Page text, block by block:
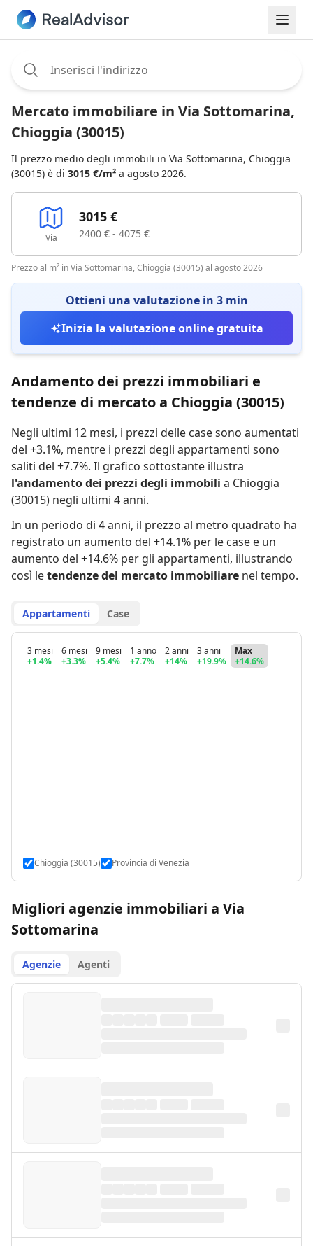
Mercato immobiliare in Via Sottomarina,
Chioggia (30015)
Il prezzo medio degli immobili in Via Sottomarina, Chioggia
(30015) è di 3015 €/m² a agosto 2026.
Via
3015 €
2400 € - 4075 €
Prezzo al m² in Via Sottomarina, Chioggia (30015) al agosto 2026
Ottieni una valutazione in 3 min
Inizia la valutazione online gratuita
Andamento dei prezzi immobiliari e
tendenze di mercato a Chioggia (30015)
Negli ultimi 12 mesi, i prezzi delle case sono aumentati
del +3.1%, mentre i prezzi degli appartamenti sono
saliti del +7.7%. Il grafico sottostante illustra
l'andamento dei prezzi degli immobili a Chioggia
(30015) negli ultimi 4 anni.
In un periodo di 4 anni, il prezzo al metro quadrato ha
registrato un aumento del +14.1% per le case e un
aumento del +14.6% per gli appartamenti, illustrando
così letendenze del mercato immobiliare nel tempo.
Appartamenti Case
3 mesi
+1.4%
6 mesi
+3.3%
9 mesi
+5.4%
1 anno
+7.7%
2 anni
+14%
3 anni
+19.9%
Max
+14.6%
Chioggia (30015) Provincia di Venezia
Migliori agenzie immobiliari a Via
Sottomarina
Agenzie Agenti